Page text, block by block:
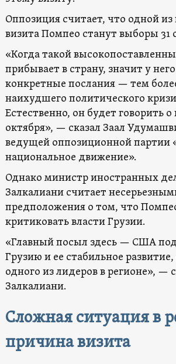
Оппозиция считает, что одной
визита Помпео станут выборы 31
«Когда такой
прибывает в страну, значит у
конкретные послания — тем
наихудшего политического
Естественно, он будет говорить о
октября», — сказал Заал
ведущей оппозиционной партии
национальное движение».
Однако министр иностранных
Залкалиани считает
предположения о том, что
критиковать власти Грузии.
«Главный посыл здесь — США
Грузию и ее стабильное развитие,
одного из лидеров в регионе», —
Залкалиани.
Сложная ситуация в
причина визита